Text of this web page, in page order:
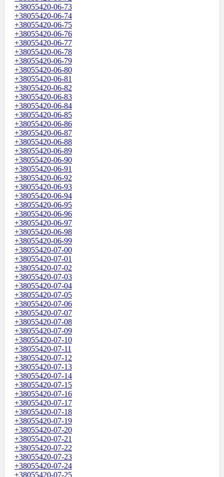
+38055420-06-73
+38055420-06-74
+38055420-06-75
+38055420-06-76
+38055420-06-77
+38055420-06-78
+38055420-06-79
+38055420-06-80
+38055420-06-81
+38055420-06-82
+38055420-06-83
+38055420-06-84
+38055420-06-85
+38055420-06-86
+38055420-06-87
+38055420-06-88
+38055420-06-89
+38055420-06-90
+38055420-06-91
+38055420-06-92
+38055420-06-93
+38055420-06-94
+38055420-06-95
+38055420-06-96
+38055420-06-97
+38055420-06-98
+38055420-06-99
+38055420-07-00
+38055420-07-01
+38055420-07-02
+38055420-07-03
+38055420-07-04
+38055420-07-05
+38055420-07-06
+38055420-07-07
+38055420-07-08
+38055420-07-09
+38055420-07-10
+38055420-07-11
+38055420-07-12
+38055420-07-13
+38055420-07-14
+38055420-07-15
+38055420-07-16
+38055420-07-17
+38055420-07-18
+38055420-07-19
+38055420-07-20
+38055420-07-21
+38055420-07-22
+38055420-07-23
+38055420-07-24
+38055420-07-25